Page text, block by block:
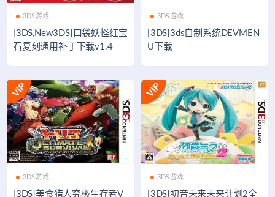
3DS游戏
[3DS,New3DS]口袋妖怪红宝
石复刻通用补丁下载v1.4
3DS游戏
[3DS]3ds自制系统DEVMEN
U下载
3DS游戏
[3DS]美食猎人究极生存者V
3DS游戏
[3DS]初音未来未来计划2全